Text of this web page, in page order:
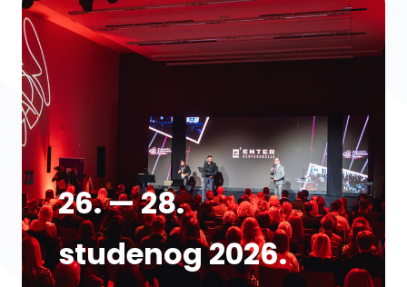
26. — 28.
studenog 2026.